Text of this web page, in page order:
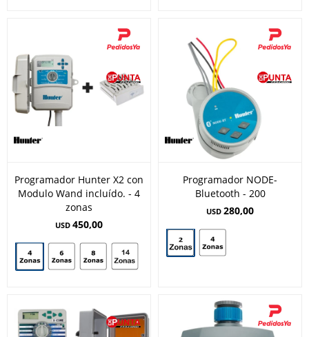
Programador Hunter X2 con
Modulo Wand incluído. - 4
zonas
USD 450,00
Programador NODE-
Bluetooth - 200
USD 280,00